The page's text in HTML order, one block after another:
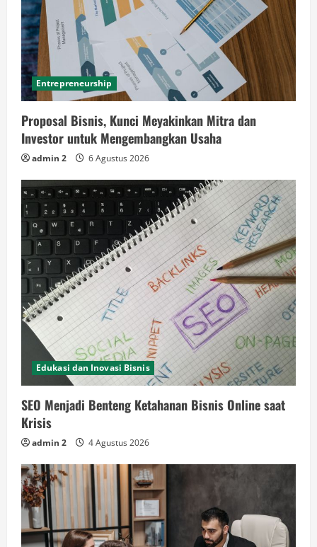
Entrepreneurship
Proposal Bisnis, Kunci Meyakinkan Mitra dan
Investor untuk Mengembangkan Usaha
admin 2 6 Agustus 2026
Edukasi dan Inovasi Bisnis
SEO Menjadi Benteng Ketahanan Bisnis Online saat
Krisis
admin 2 4 Agustus 2026